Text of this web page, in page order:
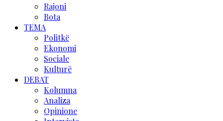
Rajoni
Bota
TEMA
Politkë
Ekonomi
Sociale
Kulturë
DEBAT
Kolumna
Analiza
Opinione